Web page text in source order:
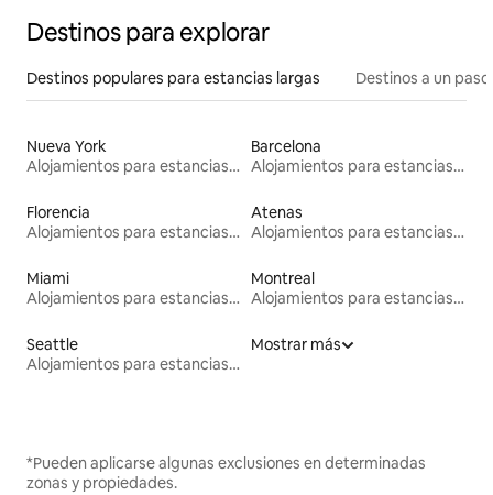
Destinos para explorar
Destinos populares para estancias largas Destinos a un
Nueva York
Alojamientos para estancias largas
Barcelona
Alojamientos para estancias largas
Florencia
Alojamientos para estancias largas
Atenas
Alojamientos para estancias largas
Miami
Alojamientos para estancias largas
Montreal
Alojamientos para estancias largas
Seattle
Alojamientos para estancias largas
Mostrar más
*Pueden aplicarse algunas exclusiones en determinadas
zonas y propiedades.